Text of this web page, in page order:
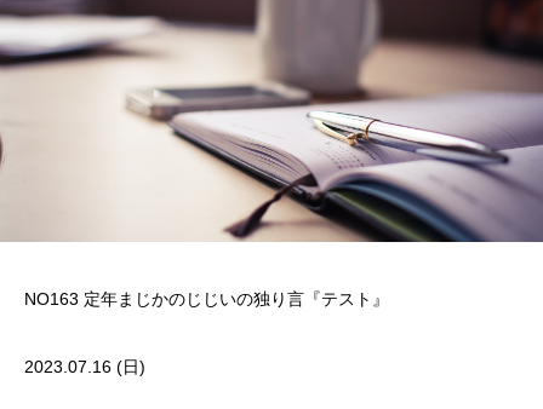
NO163 定年まじかのじじいの独り言『テスト』
2023.07.16 (日)